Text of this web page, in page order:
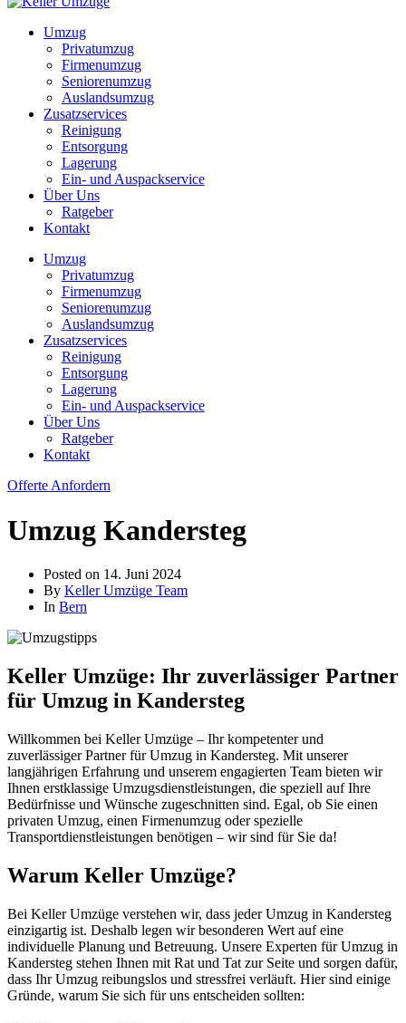
Umzug
Privatumzug
Firmenumzug
Seniorenumzug
Auslandsumzug
Zusatzservices
Reinigung
Entsorgung
Lagerung
Ein- und Auspackservice
Über Uns
Ratgeber
Kontakt
Umzug
Privatumzug
Firmenumzug
Seniorenumzug
Auslandsumzug
Zusatzservices
Reinigung
Entsorgung
Lagerung
Ein- und Auspackservice
Über Uns
Ratgeber
Kontakt
Offerte Anfordern
Umzug Kandersteg
Posted on 14. Juni 2024
By Keller Umzüge Team
In Bern
Keller Umzüge: Ihr zuverlässiger Partner
für Umzug in Kandersteg
Willkommen bei Keller Umzüge – Ihr kompetenter und
zuverlässiger Partner für Umzug in Kandersteg. Mit unserer
langjährigen Erfahrung und unserem engagierten Team bieten wir
Ihnen erstklassige Umzugsdienstleistungen, die speziell auf Ihre
Bedürfnisse und Wünsche zugeschnitten sind. Egal, ob Sie einen
privaten Umzug, einen Firmenumzug oder spezielle
Transportdienstleistungen benötigen – wir sind für Sie da!
Warum Keller Umzüge?
Bei Keller Umzüge verstehen wir, dass jeder Umzug in Kandersteg
einzigartig ist. Deshalb legen wir besonderen Wert auf eine
individuelle Planung und Betreuung. Unsere Experten für Umzug in
Kandersteg stehen Ihnen mit Rat und Tat zur Seite und sorgen dafür,
dass Ihr Umzug reibungslos und stressfrei verläuft. Hier sind einige
Gründe, warum Sie sich für uns entscheiden sollten: